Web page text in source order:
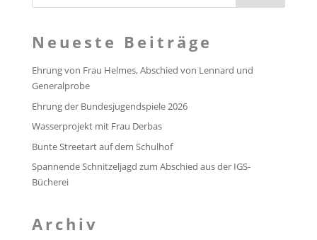
Neueste Beiträge
Ehrung von Frau Helmes, Abschied von Lennard und
Generalprobe
Ehrung der Bundesjugendspiele 2026
Wasserprojekt mit Frau Derbas
Bunte Streetart auf dem Schulhof
Spannende Schnitzeljagd zum Abschied aus der IGS-
Bücherei
Archiv